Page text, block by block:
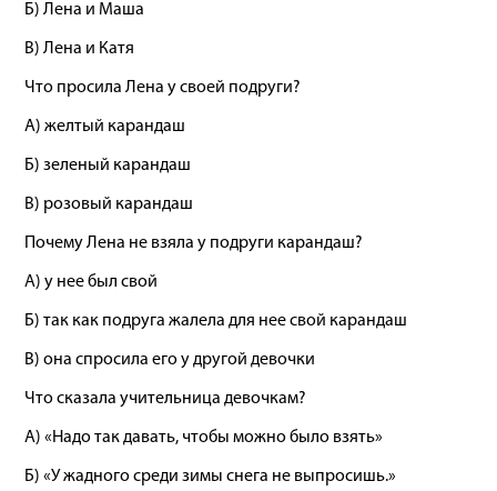
Б) Лена и Маша
В) Лена и Катя
Что просила Лена у своей подруги?
А) желтый карандаш
Б) зеленый карандаш
В) розовый карандаш
Почему Лена не взяла у подруги карандаш?
А) у нее был свой
Б) так как подруга жалела для нее свой карандаш
В) она спросила его у другой девочки
Что сказала учительница девочкам?
А) «Надо так давать, чтобы можно было взять»
Б) «У жадного среди зимы снега не выпросишь.»